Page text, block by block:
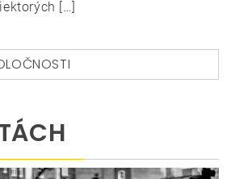
[…]